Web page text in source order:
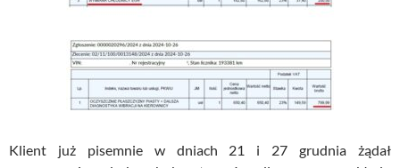
Klient już pisemnie w dniach 21 i 27 grudnia żądał